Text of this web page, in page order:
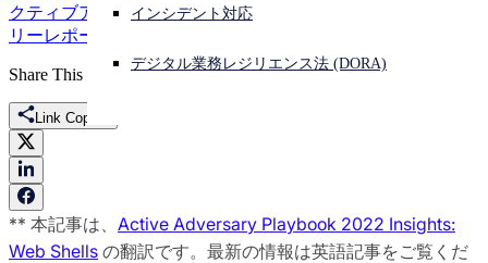
インシデント対応
デジタル業務レジリエンス法 (DORA)
クティブアドバーサリープレイブック
リーレポート
Share This
Link Copied
** 本記事は、 Active Adversary Playbook 2022 Insights:
Web Shells の翻訳です。最新の情報は英語記事をご覧くだ